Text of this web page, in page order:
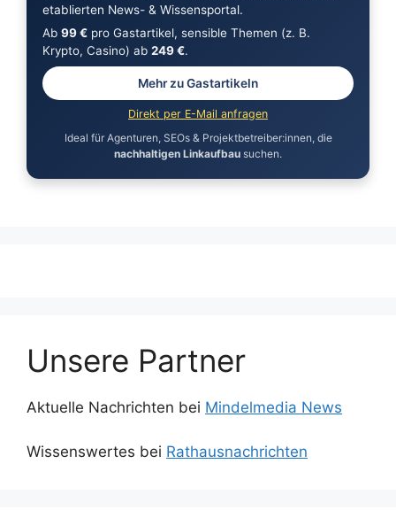
etablierten News- & Wissensportal.
Ab 99 €pro Gastartikel, sensible Themen (z. B.
Krypto, Casino) ab 249 €.
Mehr zu Gastartikeln
Direkt per E-Mail anfragen
Ideal für Agenturen, SEOs & Projektbetreiber:innen, die
nachhaltigen Linkaufbau suchen.
Unsere Partner
Aktuelle Nachrichten bei Mindelmedia News
Wissenswertes bei Rathausnachrichten